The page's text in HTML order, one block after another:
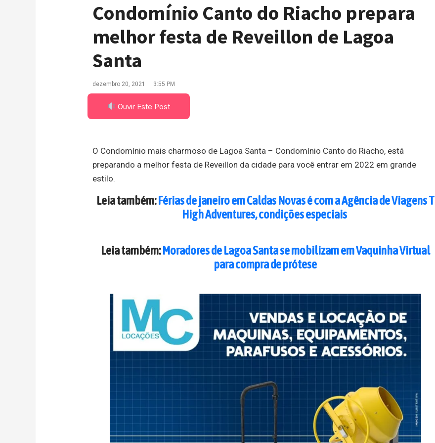
Condomínio Canto do Riacho prepara
melhor festa de Reveillon de Lagoa
Santa
dezembro 20, 2021 3:55 PM
Ouvir Este Post
O Condomínio mais charmoso de Lagoa Santa – Condomínio Canto do Riacho, está
preparando a melhor festa de Reveillon da cidade para você entrar em 2022 em grande
estilo.
Leia também:Férias de janeiro em Caldas Novas é com a Agência de Viagens T
High Adventures, condições especiais
Leia também:Moradores de Lagoa Santa se mobilizam em Vaquinha Virtual
para compra de prótese